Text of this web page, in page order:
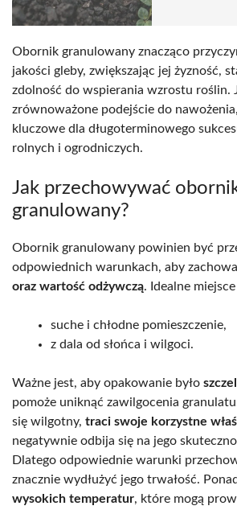
Obornik granulowany znacząco
jakości gleby, zwiększając jej żyzność,
zdolność do wspierania wzrostu roślin.
zrównoważone podejście do
kluczowe dla długoterminowego
rolnych i ogrodniczych.
Jak przechowywać
granulowany?
Obornik granulowany powinien być
odpowiednich warunkach, aby
oraz wartość odżywczą. Idealne
suche i chłodne pomieszczenie,
z dala od słońca i wilgoci.
Ważne jest, aby opakowanie było
pomoże uniknąć zawilgocenia
się wilgotny, traci swoje korzystne
negatywnie odbija się na jego
Dlatego odpowiednie warunki
znacznie wydłużyć jego trwałość.
wysokich temperatur, które mogą